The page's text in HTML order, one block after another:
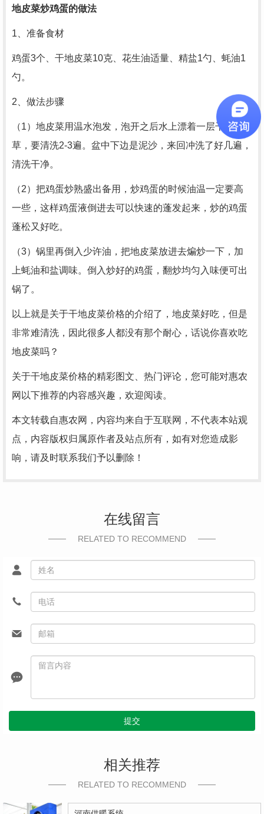
地皮菜炒鸡蛋的做法
1、准备食材
鸡蛋3个、干地皮菜10克、花生油适量、精盐1勺、蚝油1
勺。
2、做法步骤
（1）地皮菜用温水泡发，泡开之后水上漂着一层干野
草，要清洗2-3遍。盆中下边是泥沙，来回冲洗了好几遍，
清洗干净。
（2）把鸡蛋炒熟盛出备用，炒鸡蛋的时候油温一定要高
一些，这样鸡蛋液倒进去可以快速的蓬发起来，炒的鸡蛋
蓬松又好吃。
（3）锅里再倒入少许油，把地皮菜放进去煸炒一下，加
上蚝油和盐调味。倒入炒好的鸡蛋，翻炒均匀入味便可出
锅了。
以上就是关于干地皮菜价格的介绍了，地皮菜好吃，但是
非常难清洗，因此很多人都没有那个耐心，话说你喜欢吃
地皮菜吗？
关于干地皮菜价格的精彩图文、热门评论，您可能对惠农
网以下推荐的内容感兴趣，欢迎阅读。
本文转载自惠农网，内容均来自于互联网，不代表本站观
点，内容版权归属原作者及站点所有，如有对您造成影
响，请及时联系我们予以删除！
在线留言
RELATED TO RECOMMEND
提交
相关推荐
RELATED TO RECOMMEND